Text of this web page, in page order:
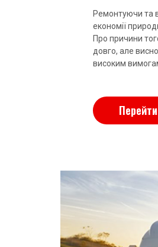
Ремонтуючи та
економії
Про причини
довго, але
високим
Перейти